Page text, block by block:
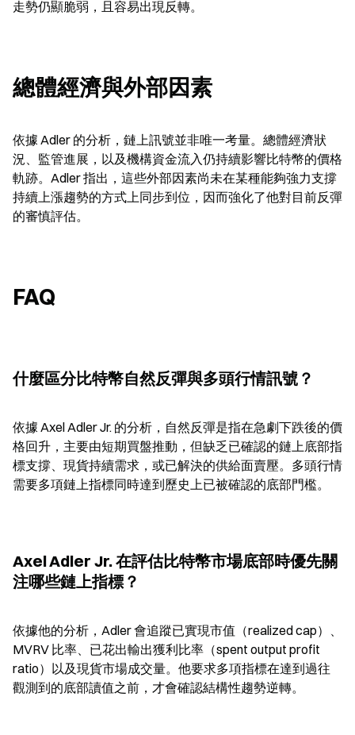
走勢仍顯脆弱，且容易出現反轉。
總體經濟與外部因素
依據 Adler 的分析，鏈上訊號並非唯一考量。總體經濟狀
況、監管進展，以及機構資金流入仍持續影響比特幣的價格
軌跡。Adler 指出，這些外部因素尚未在某種能夠強力支撐
持續上漲趨勢的方式上同步到位，因而強化了他對目前反彈
的審慎評估。
FAQ
什麼區分比特幣自然反彈與多頭行情訊號？
依據 Axel Adler Jr. 的分析，自然反彈是指在急劇下跌後的價
格回升，主要由短期買盤推動，但缺乏已確認的鏈上底部指
標支撐、現貨持續需求，或已解決的供給面賣壓。多頭行情
需要多項鏈上指標同時達到歷史上已被確認的底部門檻。
Axel Adler Jr. 在評估比特幣市場底部時優先關
注哪些鏈上指標？
依據他的分析，Adler 會追蹤已實現市值（realized cap）、
MVRV 比率、已花出輸出獲利比率（spent output profit
ratio）以及現貨市場成交量。他要求多項指標在達到過往
觀測到的底部讀值之前，才會確認結構性趨勢逆轉。